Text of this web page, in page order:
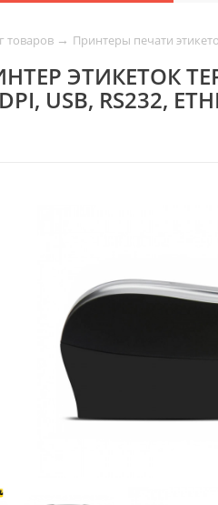
товаров → Принтеры печати
ЭТИКЕТОК
USB, RS232,